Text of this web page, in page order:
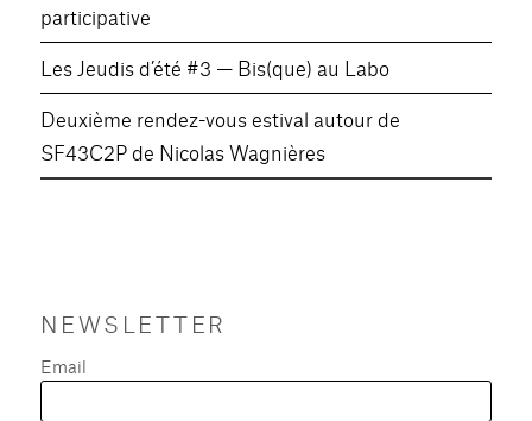
participative
Les Jeudis d’été #3 — Bis(que) au Labo
Deuxième rendez-vous estival autour de
SF43C2P de Nicolas Wagnières
NEWSLETTER
Email